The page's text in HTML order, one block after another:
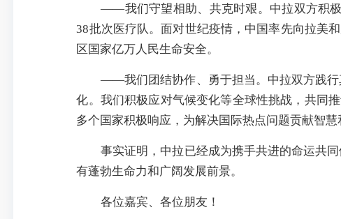
——我们守望相助、共克时艰。中拉双方积
38批次医疗队。面对世纪疫情，中国率先向拉美
区国家亿万人民生命安全。
——我们团结协作、勇于担当。中拉双方践行
化。我们积极应对气候变化等全球性挑战，共同
多个国家积极响应，为解决国际热点问题贡献智慧
事实证明，中拉已经成为携手共进的命运共
有蓬勃生命力和广阔发展前景。
各位嘉宾、各位朋友！